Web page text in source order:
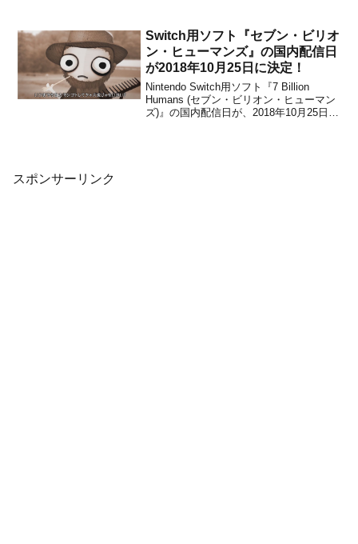
ロッパーDark-1 Gamesによって開発され
た、...
Switch用ソフト『セブン・ビリオ
ン・ヒューマンズ』の国内配信日
が2018年10月25日に決定！
Nintendo Switch用ソフト『7 Billion
Humans (セブン・ビリオン・ヒューマン
ズ)』の国内配信日が、2018年10月25日に
スポンサーリンク